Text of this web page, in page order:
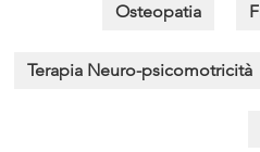
Osteopatia
Terapia Neuro-psicomotricità